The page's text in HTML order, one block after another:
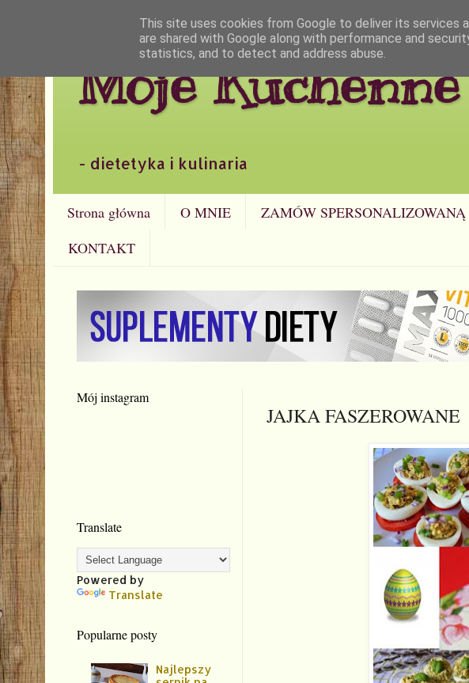
Moje
- dietetyka i kulinaria
Strona główna O MNIE ZAMÓW
KONTAKT
JAJKA FASZEROWANE
Mój instagram
Translate
Powered by
Translate
Popularne posty
Najlepszy
This site uses cookies from Google to deliver its services
are shared with Google along with performance and
statistics, and to detect and address abuse.